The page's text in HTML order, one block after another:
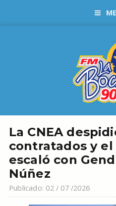
La CNEA
contratados y
escaló con
Núñez
Publicado: 02 / 07 /2026